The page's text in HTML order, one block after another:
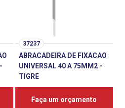
37237
ABRACADEIRA DE FIXACAO
UNIVERSAL 40 A 75MM2 -
TIGRE
Faça um orçamento